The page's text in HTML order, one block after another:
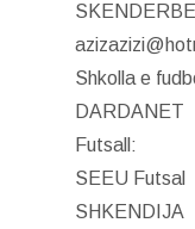
Shkolla e
DARDANET
Futsall:
SEEU Futsal
SHKENDIJA